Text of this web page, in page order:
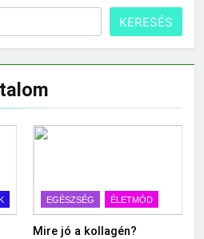
KERESÉS
EGÉSZSÉG ÉLETMÓD
Mire jó a kollagén?